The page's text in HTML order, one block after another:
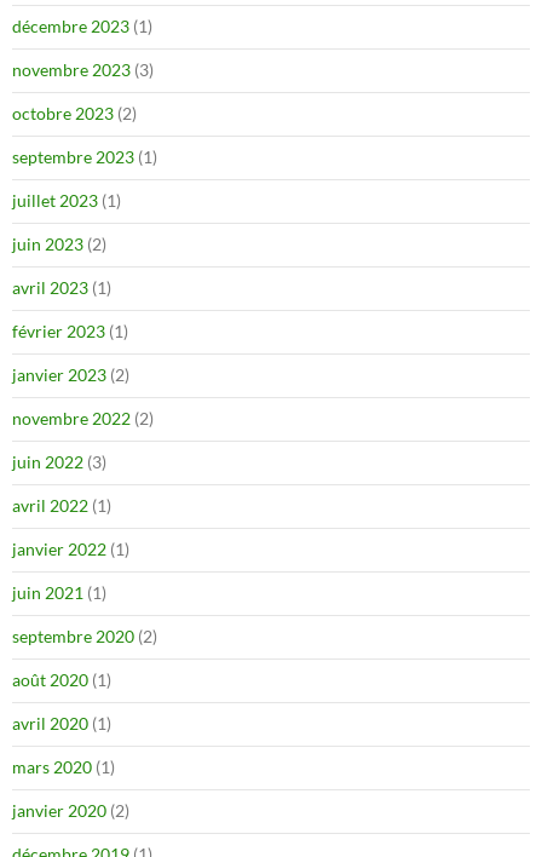
décembre 2023 (1)
novembre 2023 (3)
octobre 2023 (2)
septembre 2023 (1)
juillet 2023 (1)
juin 2023 (2)
avril 2023 (1)
février 2023 (1)
janvier 2023 (2)
novembre 2022 (2)
juin 2022 (3)
avril 2022 (1)
janvier 2022 (1)
juin 2021 (1)
septembre 2020 (2)
août 2020 (1)
avril 2020 (1)
mars 2020 (1)
janvier 2020 (2)